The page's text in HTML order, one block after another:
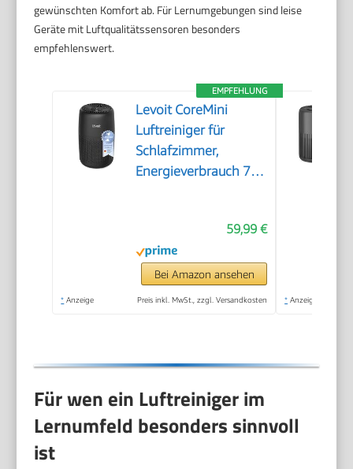
gewünschten Komfort ab. Für Lernumgebungen sind leise
Geräte mit Luftqualitätssensoren besonders
empfehlenswert.
EMPFEHLUNG
Levoit CoreMini
Luftreiniger für
Schlafzimmer,
Energieverbrauch 7W,
59,99 €
Bei Amazon ansehen
* Anzeige Preis inkl. MwSt., zzgl. Versandkosten * Anzeige
Für wen ein Luftreiniger im
Lernumfeld besonders sinnvoll
ist